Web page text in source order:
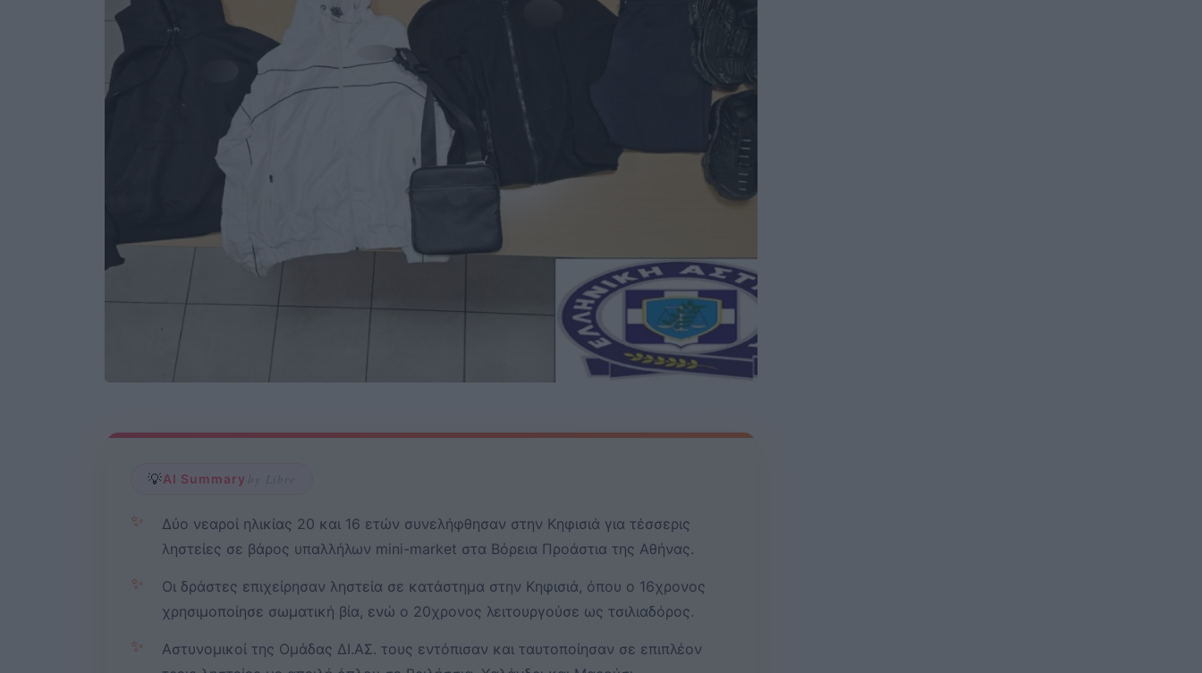
💡AI Summary by Libre
✨
Δύο νεαροί ηλικίας 20 και 16 ετών συνελήφθησαν στην Κηφισιά για τέσσερις
ληστείες σε βάρος υπαλλήλων mini-market στα Βόρεια Προάστια της Αθήνας.
✨
Οι δράστες επιχείρησαν ληστεία σε κατάστημα στην Κηφισιά, όπου ο 16χρονος
χρησιμοποίησε σωματική βία, ενώ ο 20χρονος λειτουργούσε ως τσιλιαδόρος.
✨
Αστυνομικοί της Ομάδας ΔΙ.ΑΣ. τους εντόπισαν και ταυτοποίησαν σε επιπλέον